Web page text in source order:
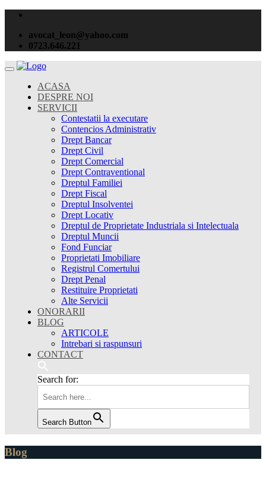
avocat_leon@yahoo.com
0723.646.221
ACASA
DESPRE NOI
SERVICII
Contestatii la executare
Contencios Administrativ
Drept Bancar
Drept Civil
Drept Comercial
Drept Contraventional
Dreptul Familiei
Drept Fiscal
Dreptul Insolventei
Drept Locativ
Dreptul de Proprietate Industriala si Intelectuala
Dreptul Muncii
Fond Funciar
Proprietati Imobiliare
Registrul Comertului
Drept Penal
Restituire Proprietati
Alte Servicii
ONORARII
BLOG
ARTICOLE
Intrebari si raspunsuri
CONTACT
Search for:
Search Button
Blog